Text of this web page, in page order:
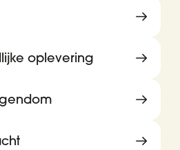
oplevering